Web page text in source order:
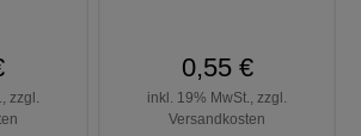
zzgl.
0,55 €
inkl. 19% MwSt., zzgl.
Versandkosten